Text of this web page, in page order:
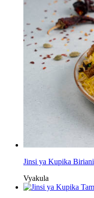
Jinsi ya Kupika Biriani
Vyakula